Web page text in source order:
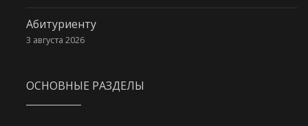
Абитуриенту
3 августа 2026
ОСНОВНЫЕ РАЗДЕЛЫ